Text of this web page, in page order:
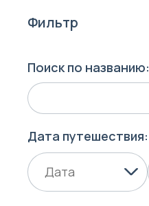
Фильтр
Поиск по названию:
Дата путешествия: